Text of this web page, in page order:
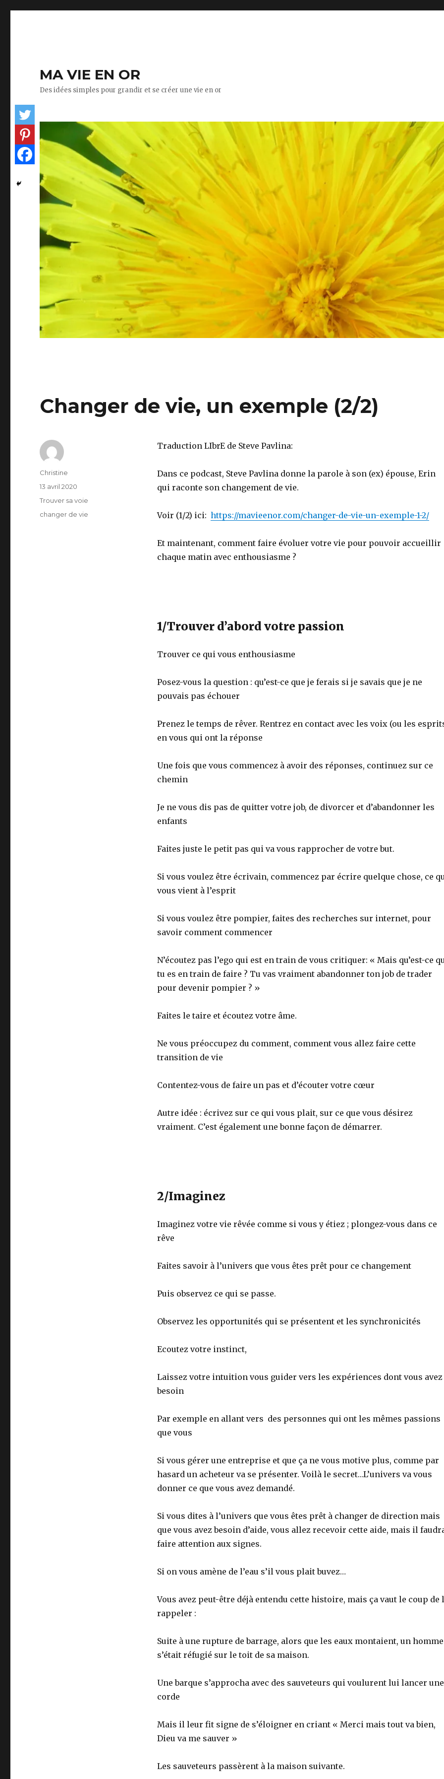
MA VIE EN OR
Des idées simples pour grandir et se créer une vie en or
Changer de vie, un exemple (2/2)
Traduction LIbrE de Steve Pavlina:
Dans ce podcast, Steve Pavlina donne la parole à son (ex) épouse, Erin
qui raconte son changement de vie.
Voir (1/2) ici: https://mavieenor.com/changer-de-vie-un-exemple-1-2/
Et maintenant, comment faire évoluer votre vie pour pouvoir accueillir
chaque matin avec enthousiasme ?
1/Trouver d’abord votre passion
Trouver ce qui vous enthousiasme
Posez-vous la question : qu’est-ce que je ferais si je savais que je ne
pouvais pas échouer
Prenez le temps de rêver. Rentrez en contact avec les voix (ou les
en vous qui ont la réponse
Une fois que vous commencez à avoir des réponses, continuez sur ce
chemin
Je ne vous dis pas de quitter votre job, de divorcer et d’abandonner les
enfants
Faites juste le petit pas qui va vous rapprocher de votre but.
Si vous voulez être écrivain, commencez par écrire quelque chose, ce
vous vient à l’esprit
Si vous voulez être pompier, faites des recherches sur internet, pour
savoir comment commencer
N’écoutez pas l’ego qui est en train de vous critiquer: « Mais qu’est-ce
tu es en train de faire ? Tu vas vraiment abandonner ton job de trader
pour devenir pompier ? »
Faites le taire et écoutez votre âme.
Ne vous préoccupez du comment, comment vous allez faire cette
transition de vie
Contentez-vous de faire un pas et d’écouter votre cœur
Autre idée : écrivez sur ce qui vous plait, sur ce que vous désirez
vraiment. C’est également une bonne façon de démarrer.
2/Imaginez
Imaginez votre vie rêvée comme si vous y étiez ; plongez-vous dans ce
rêve
Faites savoir à l’univers que vous êtes prêt pour ce changement
Puis observez ce qui se passe.
Observez les opportunités qui se présentent et les synchronicités
Ecoutez votre instinct,
Laissez votre intuition vous guider vers les expériences dont vous avez
besoin
Par exemple en allant vers des personnes qui ont les mêmes passions
que vous
Si vous gérer une entreprise et que ça ne vous motive plus, comme par
hasard un acheteur va se présenter. Voilà le secret…L’univers va vous
donner ce que vous avez demandé.
Si vous dites à l’univers que vous êtes prêt à changer de direction mais
que vous avez besoin d’aide, vous allez recevoir cette aide, mais il
faire attention aux signes.
Si on vous amène de l’eau s’il vous plait buvez…
Vous avez peut-être déjà entendu cette histoire, mais ça vaut le coup de
rappeler :
Suite à une rupture de barrage, alors que les eaux montaient, un homme
s’était réfugié sur le toit de sa maison.
Une barque s’approcha avec des sauveteurs qui voulurent lui lancer une
corde
Mais il leur fit signe de s’éloigner en criant « Merci mais tout va bien,
Dieu va me sauver »
Les sauveteurs passèrent à la maison suivante.
Auteur
Christine
Publié
13 avril 2020
Catégories
Trouver sa voie
Étiquettes
changer de vie